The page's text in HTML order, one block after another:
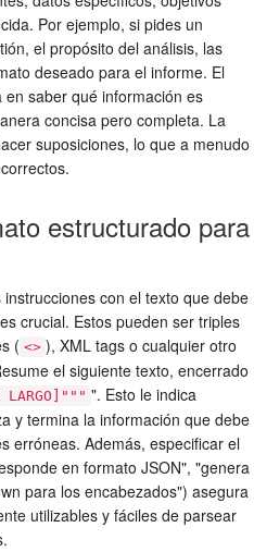
Por ejemplo, si pides un
el propósito del análisis, las
deseado para el informe. El
en saber qué información es
concisa pero completa. La
suposiciones, lo que a menudo
estructurado para
con el texto que debe
crucial. Estos pueden ser triples
( <> ), XML tags o cualquier otro
el siguiente texto, encerrado
LARGO]""" ". Esto le indica
y termina la información que debe
erróneas. Además, especificar el
en formato JSON", "genera
para los encabezados") asegura
utilizables y fáciles de parsear